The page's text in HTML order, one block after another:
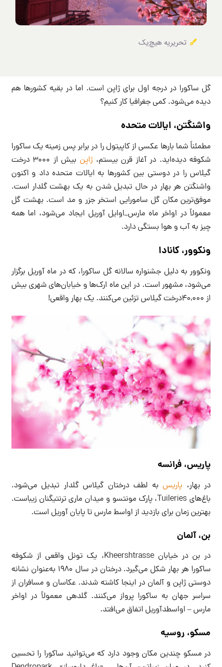
تحریریه هیچ‌یک
گل ساکورا در درجه اول برای ژاپن است. اما در بقیه کشورها هم
دیده می‌شود. کمی جغرافیا کار کنیم؟
واشنگتن، ایالات متحده
مطمئناً شما بارها عکسی از کاپیتول را در برابر پس زمینه یک ساکورا
شکوفه دیده‌اید. در آغاز قرن بیستم،ژاپن
بیش از ۳۰۰۰ درخت
گیلاس را در دوستی بین کشورها به ایالات متحده داد و اکنون
واشنگتن هر بهار در حال تبدیل شدن به یک بهشت گلدار است.
موفق‌ترین مکان گل سامورایی استخر جزر و مد است. بهشت گل
معمولاً در اواخر ماه مارس_اوایل آوریل ایجاد می‌شود، اما همه
چیز به آب و هوا بستگی دارد.
ونکوور، کانادا
ونکوور به دلیل جشنواره سالانه گل ساکورا، که در ماه آوریل برگزار
می‌شود، مشهور است. در این ماه ارک‌ها و خیابان‌های شهری بیش
از ۴۰,۰۰۰درخت گیلاس تزئین می‌کنند. یک بهار واقعی!
پاریس، فرانسه
در بهار، پاریسبه لطف درختان گیلاس گلدار تبدیل می‌شود.
باغ‌های Tuileries، پارک مونتسو و میدان ماری ترنتیگنان زیباست.
بهترین زمان برای بازدید از اواسط مارس تا پایان آوریل است.
بن، آلمان
در بن در خیابان Kheershtrasse، یک تونل واقعی از شکوفه
ساکورا هر بهار شکل می‌گیرد. درختان در سال ۱۹۸۰ به‌عنوان نشانه
دوستی ژاپن و آلمان در اینجا کاشته شدند. عکاسان و مسافران از
سراسر جهان به ساکورا پرواز می‌کنند. گلدهی معمولاً در اواخر
مارس – اواسطدآوریل اتفاق می‌افتد.
مسکو، روسیه
در مسکو چندین مکان وجود دارد که می‌توانید ساکورا را تحسین